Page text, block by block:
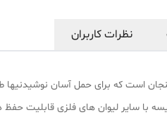
نظرات کاربران
است که برای حمل آسان
با سایر لیوان های فلزی قابلیت